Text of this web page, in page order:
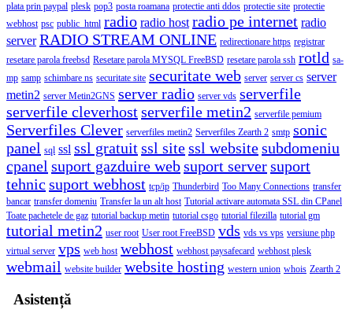
plata prin paypal plesk pop3 posta roamana protectie anti ddos protectie site protectie
webhost psc public_html radio radio host radio pe internet radio
server RADIO STREAM ONLINE redirectionare https registrar
resetare parola freebsd Resetare parola MYSQL FreeBSD resetare parola ssh rotld sa-
mp samp schimbare ns securitate site securitate web server server cs server
metin2 server Metin2GNS server radio server vds serverfile
serverfile cleverhostserverfile metin2 serverfile pemium
Serverfiles Clever serverfiles metin2 Serverfiles Zearth 2 smtp sonic
panel sql ssl ssl gratuitssl sitessl websitesubdomeniu
cpanel suport gazduire websuport serversuport
tehnic suport webhost tcp/ip Thunderbird Too Many Connections transfer
bancar transfer domeniu Transfer la un alt host Tutorial activare automata SSL din CPanel
Toate pachetele de gaz tutorial backup metin tutorial csgo tutorial filezilla tutorial gm
tutorial metin2 user root User root FreeBSD vds vds vs vps versiune php
virtual server vps web host webhost webhost paysafecard webhost plesk
webmail website builder website hosting western union whois Zearth 2
Asistență